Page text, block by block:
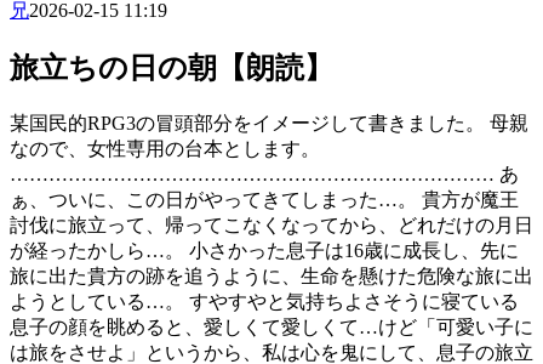
兄2026-02-15 11:19
旅立ちの日の朝【朗読】
某国民的RPG3の冒頭部分をイメージして書きました。 母親
なので、女性専用の台本とします。
………………………………………………………………… あ
ぁ、ついに、この日がやってきてしまった…。 貴方が魔王
討伐に旅立って、帰ってこなくなってから、どれだけの月日
が経ったかしら…。 小さかった息子は16歳に成長し、先に
旅に出た貴方の跡を追うように、生命を懸けた危険な旅に出
ようとしている…。 すやすやと気持ちよさそうに寝ている
息子の顔を眺めると、愛しくて愛しくて…けど「可愛い子に
は旅をさせよ」というから、私は心を鬼にして、息子の旅立